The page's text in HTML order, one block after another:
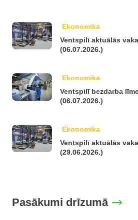
Ekonomika
Ventspilī aktuālās
(06.07.2026.)
Ekonomika
Ventspilī bezdarba
(06.07.2026.)
Ekonomika
Ventspilī aktuālās
(29.06.2026.)
Pasākumi drīzumā